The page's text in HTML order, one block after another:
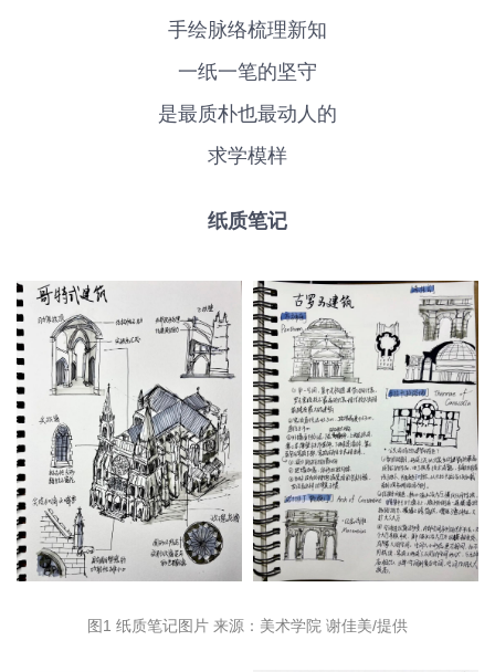
手绘脉络梳理新知
一纸一笔的坚守
是最质朴也最动人的
求学模样
纸质笔记
图1 纸质笔记图片 来源：美术学院 谢佳美/提供